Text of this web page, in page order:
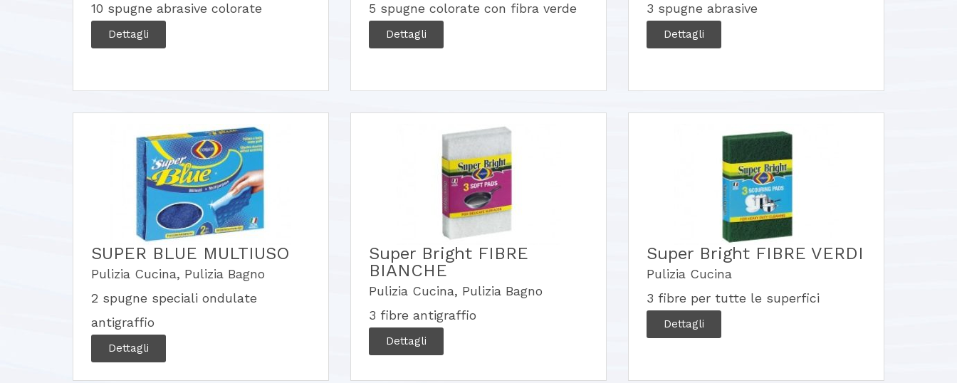
10 spugne abrasive colorate
Dettagli
5 spugne colorate con fibra verde
Dettagli
3 spugne abrasive
Dettagli
SUPER BLUE MULTIUSO
Pulizia Cucina, Pulizia Bagno
2 spugne speciali ondulate
antigraffio
Dettagli
Super Bright FIBRE
BIANCHE
Pulizia Cucina, Pulizia Bagno
3 fibre antigraffio
Dettagli
Super Bright FIBRE VERDI
Pulizia Cucina
3 fibre per tutte le superfici
Dettagli